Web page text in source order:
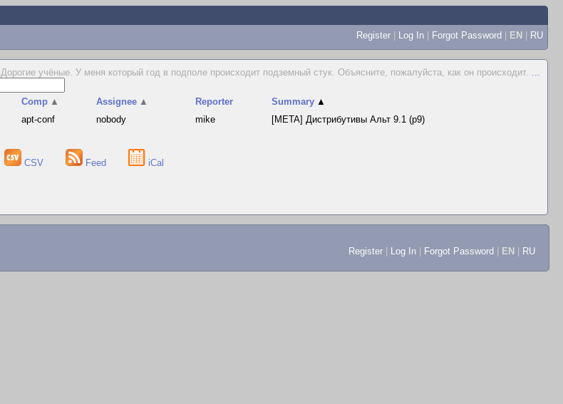
Register | Log In | Forgot Password | EN | RU
Дорогие учёные. У меня который год в подполе происходит подземный стук. Объясните, пожалуйста, как он происходит. ...
Comp ▲ Assignee ▲ Reporter Summary ▲
apt-conf nobody mike [META] Дистрибутивы Альт 9.1 (p9)
CSV Feed iCal
Register Log In Forgot Password EN RU